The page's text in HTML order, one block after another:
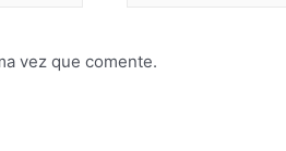
vez que comente.